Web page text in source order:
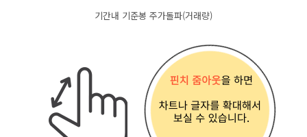
기간내 기준봉 주가돌파(거래량)